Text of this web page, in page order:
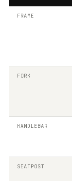
FRAME
FORK
HANDLEBAR
SEATPOST